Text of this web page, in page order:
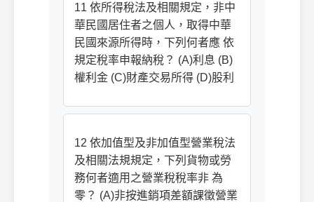
11 依所得稅法及相關規定，非中
華民國居住者之個人，取得中華
民國來源所得時，下列何者應 依
規定稅率申報納稅？ (A)利息 (B)
權利金 (C)財產交易所得 (D)股利
12 依加值型及非加值型營業稅法
及相關法規規定，下列貨物或勞
務何者適用之營業稅稅率非 為
零？ (A)非按進銷項差額課徵營業